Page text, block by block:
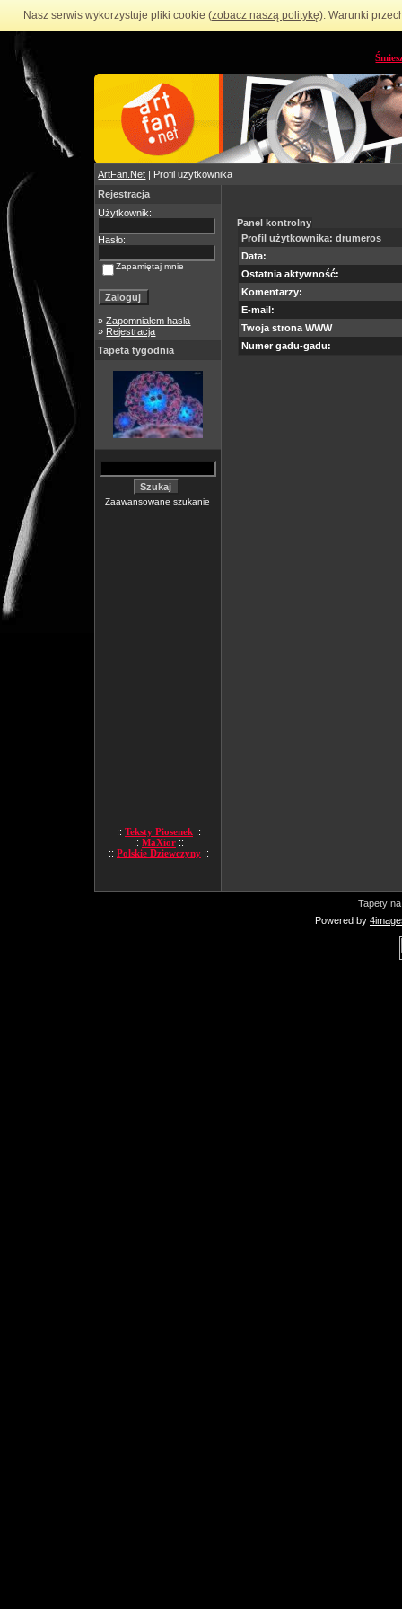
Nasz serwis wykorzystuje pliki cookie (zobacz naszą politykę). Warunki
ArtFan.Net | Profil użytkownika
Rejestracja
Użytkownik:
Hasło:
Zapamiętaj mnie
»Zapomniałem hasła
» Rejestracja
Tapeta tygodnia
Zaawansowane szukanie
:: Teksty Piosenek ::
:: MaXior ::
:: Polskie Dziewczyny ::
Panel kontrolny
Profil użytkownika: drumeros
Data:
Ostatnia aktywność:
Komentarzy:
E-mail:
Twoja strona WWW
Numer gadu-gadu:
Tapety
Powered by